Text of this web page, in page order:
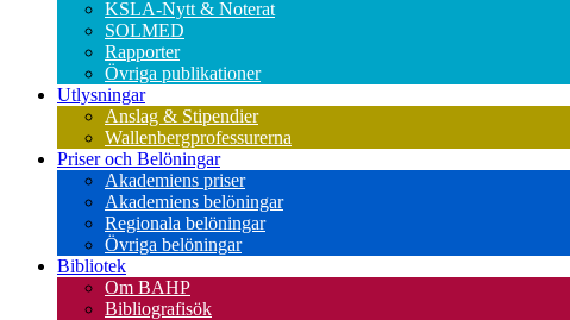
KSLA-Nytt & Noterat
SOLMED
Rapporter
Övriga publikationer
Utlysningar
Anslag & Stipendier
Wallenbergprofessurerna
Priser och Belöningar
Akademiens priser
Akademiens belöningar
Regionala belöningar
Övriga belöningar
Bibliotek
Om BAHP
Bibliografisök